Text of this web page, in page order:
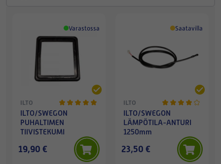
Varastossa
ILTO
ILTO/SWEGON
PUHALTIMEN
TIIVISTEKUMI
19,90 €
Saatavilla
ILTO
ILTO/SWEGON
LÄMPÖTILA-ANTURI
1250mm
23,50 €